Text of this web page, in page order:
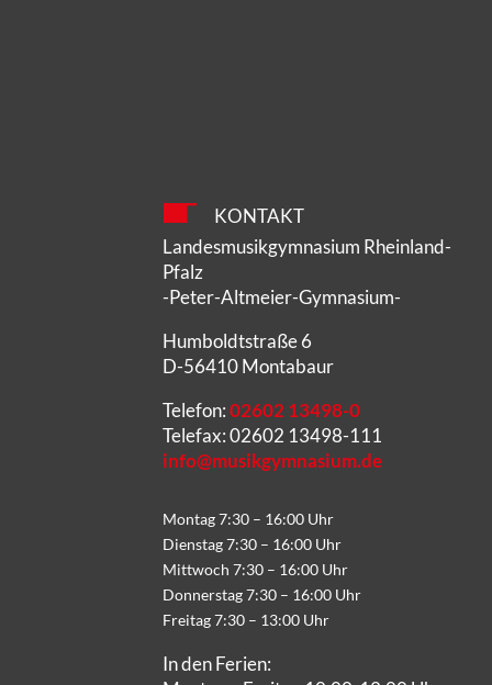
KONTAKT
Landesmusikgymnasium Rheinland-
Pfalz
-Peter-Altmeier-Gymnasium-
Humboldtstraße 6
D-56410 Montabaur
Telefon:02602 13498-0
Telefax: 02602 13498-111
info@musikgymnasium.de
Montag 7:30 – 16:00 Uhr
Dienstag 7:30 – 16:00 Uhr
Mittwoch 7:30 – 16:00 Uhr
Donnerstag 7:30 – 16:00 Uhr
Freitag 7:30 – 13:00 Uhr
In den Ferien: